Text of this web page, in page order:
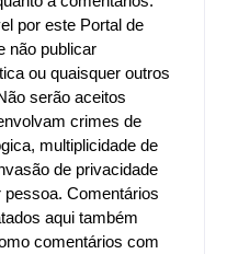
por este Portal de
não publicar
ou quaisquer outros
serão aceitos
crimes de
multiplicidade de
de privacidade
pessoa. Comentários
aqui também
comentários com